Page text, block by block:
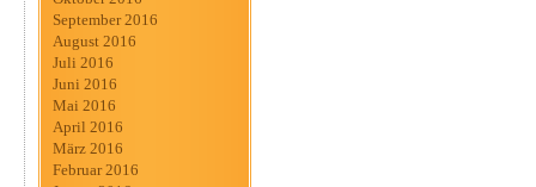
September 2016
August 2016
Juli 2016
Juni 2016
Mai 2016
April 2016
März 2016
Februar 2016